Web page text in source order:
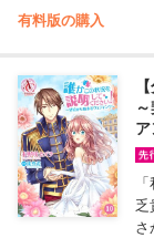
有料版の購入
乏
さ